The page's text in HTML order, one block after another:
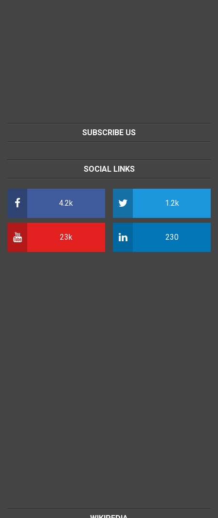
SUBSCRIBE US
SOCIAL LINKS
4.2k 1.2k
23k 230